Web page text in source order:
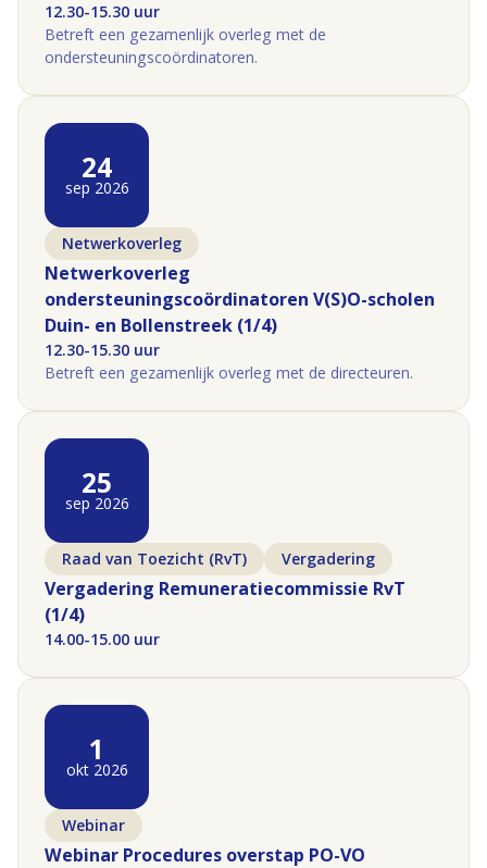
12.30-15.30 uur
Betreft een gezamenlijk overleg met de
ondersteuningscoördinatoren.
24
sep 2026
Netwerkoverleg
Netwerkoverleg
ondersteuningscoördinatoren V(S)O-scholen
Duin- en Bollenstreek (1/4)
12.30-15.30 uur
Betreft een gezamenlijk overleg met de directeuren.
25
sep 2026
Raad van Toezicht (RvT) Vergadering
Vergadering Remuneratiecommissie RvT
(1/4)
14.00-15.00 uur
1
okt 2026
Webinar
Webinar Procedures overstap PO-VO
(opent in nieuw tabblad)